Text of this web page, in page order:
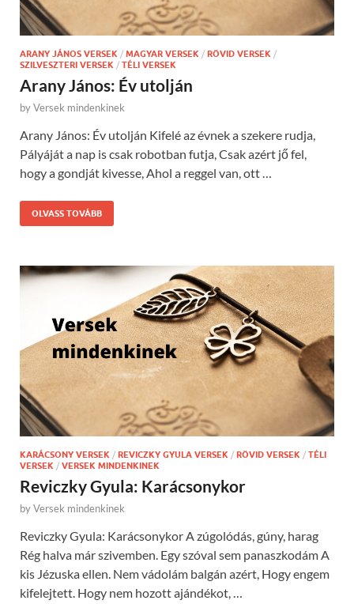
ARANY JÁNOS VERSEK / MAGYAR VERSEK / RÖVID VERSEK /
SZILVESZTERI VERSEK / TÉLI VERSEK
Arany János: Év utolján
byVersek mindenkinek
Arany János: Év utolján Kifelé az évnek a szekere rudja,
Pályáját a nap is csak robotban futja, Csak azért jő fel,
hogy a gondját kivesse, Ahol a reggel van, ott …
OLVASS TOVÁBB
KARÁCSONY VERSEK / REVICZKY GYULA VERSEK / RÖVID VERSEK / TÉLI
VERSEK / VERSEK MINDENKINEK
Reviczky Gyula: Karácsonykor
byVersek mindenkinek
Reviczky Gyula: Karácsonykor A zúgolódás, gúny, harag
Rég halva már szivemben. Egy szóval sem panaszkodám A
kis Jézuska ellen. Nem vádolám balgán azért, Hogy engem
kifelejtett. Hogy nem hozott ajándékot, …